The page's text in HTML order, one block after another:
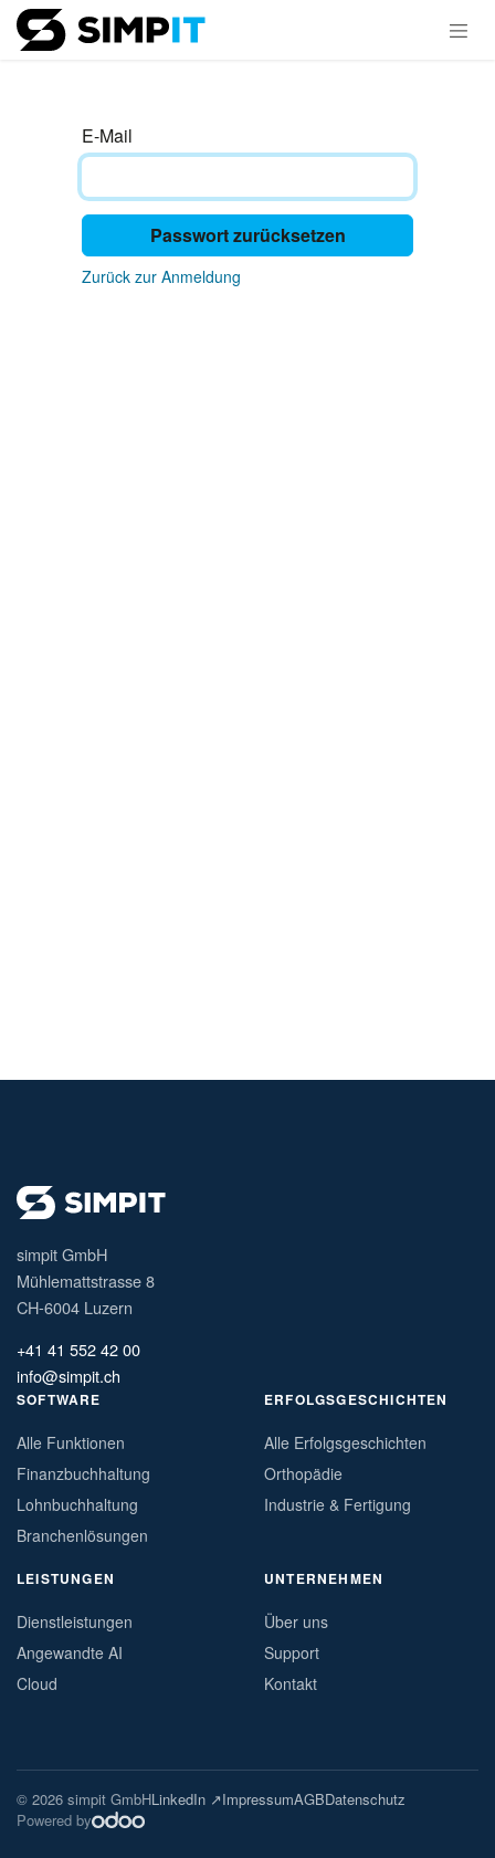
Zum Inhalt springen
E-Mail
Passwort zurücksetzen
Zurück zur Anmeldung
simpit GmbH
Mühlemattstrasse 8
CH-6004 Luzern
+41 41 552 42 00
info@simpit.ch
SOFTWARE
Alle Funktionen
Finanzbuchhaltung
Lohnbuchhaltung
Branchenlösungen
ERFOLGSGESCHICHTEN
Alle Erfolgsgeschichten
Orthopädie
Industrie & Fertigung
LEISTUNGEN
Dienstleistungen
Angewandte AI
Cloud
UNTERNEHMEN
Über uns
Support
Kontakt
© 2026 simpit GmbHLinkedIn ↗ImpressumAGBDatenschutz
Powered by